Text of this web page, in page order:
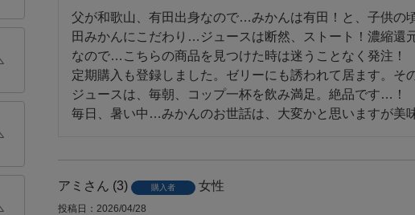
父が和歌山、有田出身なので…みかんは有田！と、子供の
田みかんにこだわり…ジュースは断然、ストート！濃縮還
なので…こちらの商品を見つけた時は迷うことなく発注！
定期購入も登録しました。ゼリーにも誘われて居ます。そ
ジュースは、毎朝、コップ一杯を飲み満足。絶品です…！
毎日、暑い中…みかんのお世話は、大変かと思いますが美
アミ 3 購入者 女性
投稿日 2026/04/28